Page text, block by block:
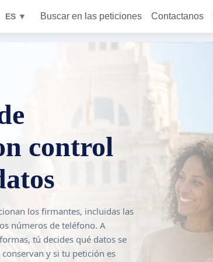
ES ▼ Buscar en las peticiones Contactanos
control
los firmantes, incluidas las
números de teléfono. A
tú decides qué datos se
y si tu petición es